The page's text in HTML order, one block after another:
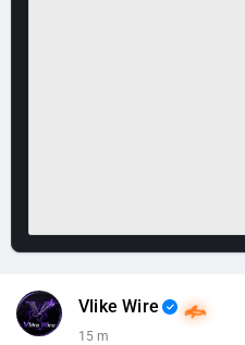
Vlike Wire
15 m